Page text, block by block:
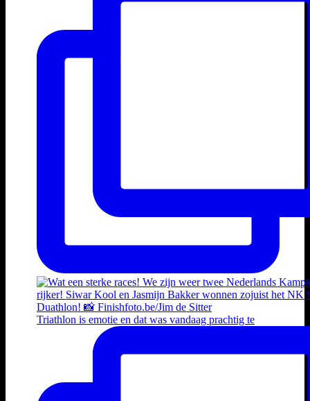
Triathlon is emotie en dat was vandaag prachtig te